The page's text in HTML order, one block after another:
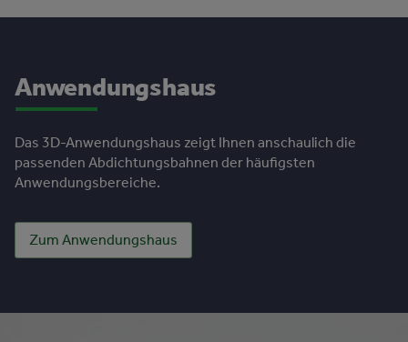
Anwendungshaus
Das 3D-Anwendungshaus zeigt Ihnen anschaulich die
passenden Abdichtungsbahnen der häufigsten
Anwendungsbereiche.
Zum Anwendungshaus